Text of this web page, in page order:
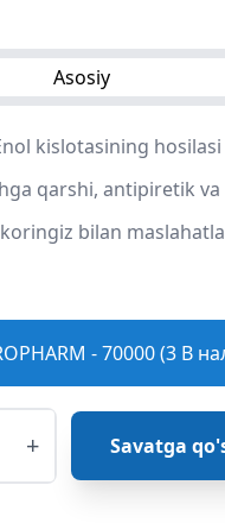
Asosiy
kislotasining
qarshi, antipiretik
bilan
- 70000 (3 В
+ Savatga